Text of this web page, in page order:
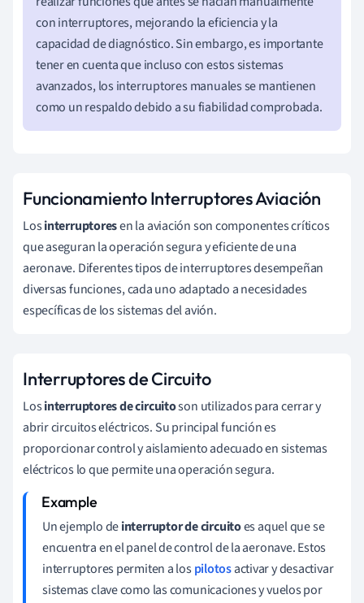
con interruptores, mejorando la eficiencia y la
capacidad de diagnóstico. Sin embargo, es importante
tener en cuenta que incluso con estos sistemas
avanzados, los interruptores manuales se mantienen
como un respaldo debido a su fiabilidad comprobada.
Funcionamiento Interruptores Aviación
Losinterruptoresen la aviación son componentes críticos
que aseguran la operación segura y eficiente de una
aeronave. Diferentes tipos de interruptores desempeñan
diversas funciones, cada uno adaptado a necesidades
específicas de los sistemas del avión.
Interruptores de Circuito
Losinterruptores de circuitoson utilizados para cerrar y
abrir circuitos eléctricos. Su principal función es
proporcionar control y aislamiento adecuado en sistemas
eléctricos lo que permite una operación segura.
Un ejemplo deinterruptor de circuitoes aquel que se
encuentra en el panel de control de la aeronave. Estos
interruptores permiten a lospilotosactivar y desactivar
sistemas clave como las comunicaciones y vuelos por